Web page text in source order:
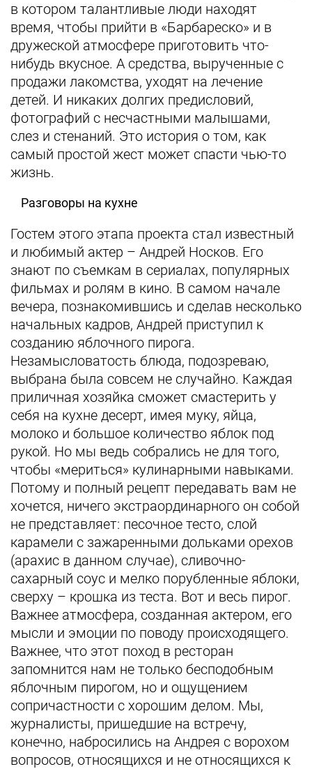
в котором талантливые люди находят
время, чтобы прийти в «Барбареско» и в
дружеской атмосфере приготовить что-
нибудь вкусное. А средства, вырученные с
продажи лакомства, уходят на лечение
детей. И никаких долгих предисловий,
фотографий с несчастными малышами,
слез и стенаний. Это история о том, как
самый простой жест может спасти чью-то
жизнь.
Разговоры на кухне
Гостем этого этапа проекта стал известный
и любимый актер – Андрей Носков. Его
знают по съемкам в сериалах, популярных
фильмах и ролям в кино. В самом начале
вечера, познакомившись и сделав несколько
начальных кадров, Андрей приступил к
созданию яблочного пирога.
Незамысловатость блюда, подозреваю,
выбрана была совсем не случайно. Каждая
приличная хозяйка сможет смастерить у
себя на кухне десерт, имея муку, яйца,
молоко и большое количество яблок под
рукой. Но мы ведь собрались не для того,
чтобы «мериться» кулинарными навыками.
Потому и полный рецепт передавать вам не
хочется, ничего экстраординарного он собой
не представляет: песочное тесто, слой
карамели с зажаренными дольками орехов
(арахис в данном случае), сливочно-
сахарный соус и мелко порубленные яблоки,
сверху – крошка из теста. Вот и весь пирог.
Важнее атмосфера, созданная актером, его
мысли и эмоции по поводу происходящего.
Важнее, что этот поход в ресторан
запомнится нам не только бесподобным
яблочным пирогом, но и ощущением
сопричастности с хорошим делом. Мы,
журналисты, пришедшие на встречу,
конечно, набросились на Андрея с ворохом
вопросов, относящихся и не относящихся к